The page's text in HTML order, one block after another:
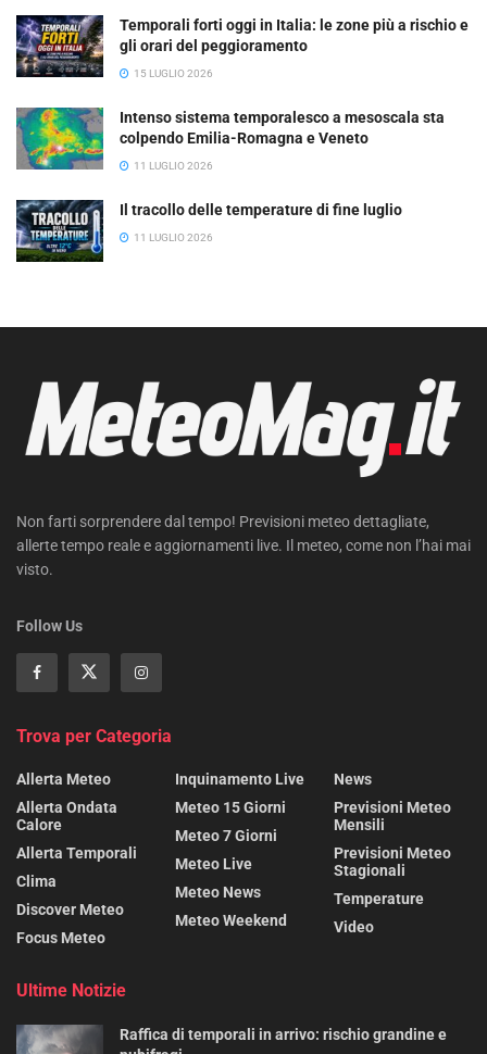
Temporali forti oggi in Italia: le zone più a rischio e
gli orari del peggioramento
15 LUGLIO 2026
Intenso sistema temporalesco a mesoscala sta
colpendo Emilia-Romagna e Veneto
11 LUGLIO 2026
Il tracollo delle temperature di fine luglio
11 LUGLIO 2026
Non farti sorprendere dal tempo! Previsioni meteo dettagliate,
allerte tempo reale e aggiornamenti live. Il meteo, come non l’hai mai
visto.
Follow Us
Trova per Categoria
Allerta Meteo
Allerta Ondata
Calore
Allerta Temporali
Clima
Discover Meteo
Focus Meteo
Inquinamento Live
Meteo 15 Giorni
Meteo 7 Giorni
Meteo Live
Meteo News
Meteo Weekend
News
Previsioni Meteo
Mensili
Previsioni Meteo
Stagionali
Temperature
Video
Ultime Notizie
Raffica di temporali in arrivo: rischio grandine e